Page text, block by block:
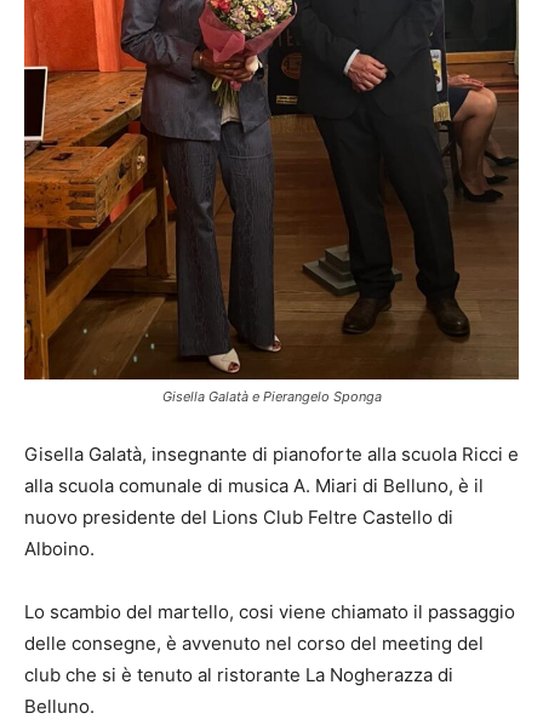
Gisella Galatà e Pierangelo Sponga
Gisella Galatà, insegnante di pianoforte alla scuola Ricci e
alla scuola comunale di musica A. Miari di Belluno, è il
nuovo presidente del Lions Club Feltre Castello di
Alboino.
Lo scambio del martello, cosi viene chiamato il passaggio
delle consegne, è avvenuto nel corso del meeting del
club che si è tenuto al ristorante La Nogherazza di
Belluno.